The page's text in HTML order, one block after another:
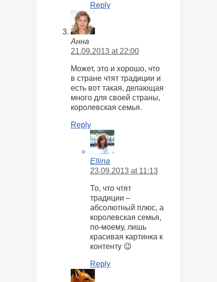
Reply
Анна
21.09.2013 at 22:00
Может, это и хорошо, что
в стране чтят традиции и
есть вот такая, делающая
много для своей страны,
королевская семья.
Reply
Ellina
23.09.2013 at 11:13
То, что чтят
традиции –
абсолютный плюс, а
королевская семья,
по-моему, лишь
красивая картинка к
контенту 😉
Reply